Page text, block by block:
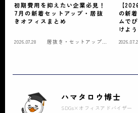
初期費用を抑えたい企業必見！
7月の新着セットアップ・居抜
きオフィスまとめ
2026.07.28
居抜き・セットアップオ
【
の新
ムで
けよう
ハマタロウ博士
SDGs×オフィスアドバイザー